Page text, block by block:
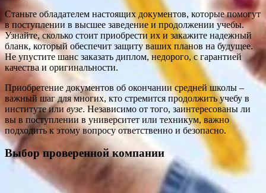
Станьте обладателем настоящих документов, которые помогут
в поступлении в высшее заведение и продолжении учебы.
Узнайте, сколько стоит приобрести их и закажите надежный
бланк, который обеспечит защиту ваших планов на будущее.
Не упустите шанс заказать диплом, недорого, с гарантией
качества и оригинальности.
Приобретение документов об окончании средней школы –
важный шаг для многих, кто стремится продолжить учебу в
институте или вузе. Независимо от того, заинтересованы ли
вы в поступлении в университет или техникум, важно
подходить к этому вопросу ответственно и безопасно.
Выбор проверенной компании